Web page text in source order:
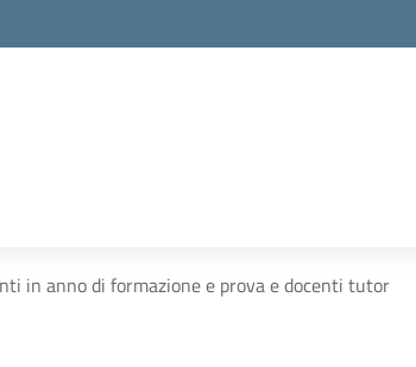
in anno di formazione e prova e docenti tutor